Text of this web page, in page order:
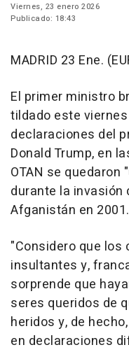
Viernes, 23 enero 2026
Publicado: 18:43
MADRID 23 Ene.
El primer ministro
tildado este
declaraciones del
Donald Trump, en
OTAN se quedaron
durante la invasión
Afganistán en 2001.
"Considero que los
insultantes y,
sorprende que
seres queridos de
heridos y, de
en declaraciones